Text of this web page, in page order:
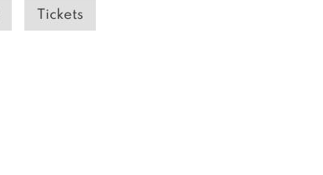
Tickets